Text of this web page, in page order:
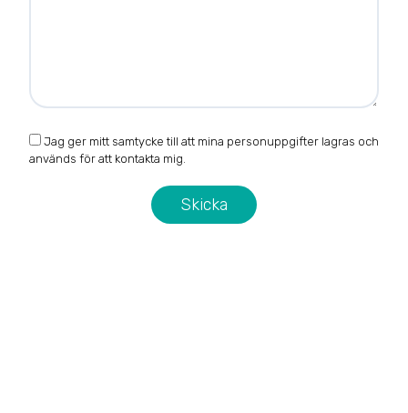
Jag ger mitt samtycke till att mina personuppgifter lagras och
används för att kontakta mig.